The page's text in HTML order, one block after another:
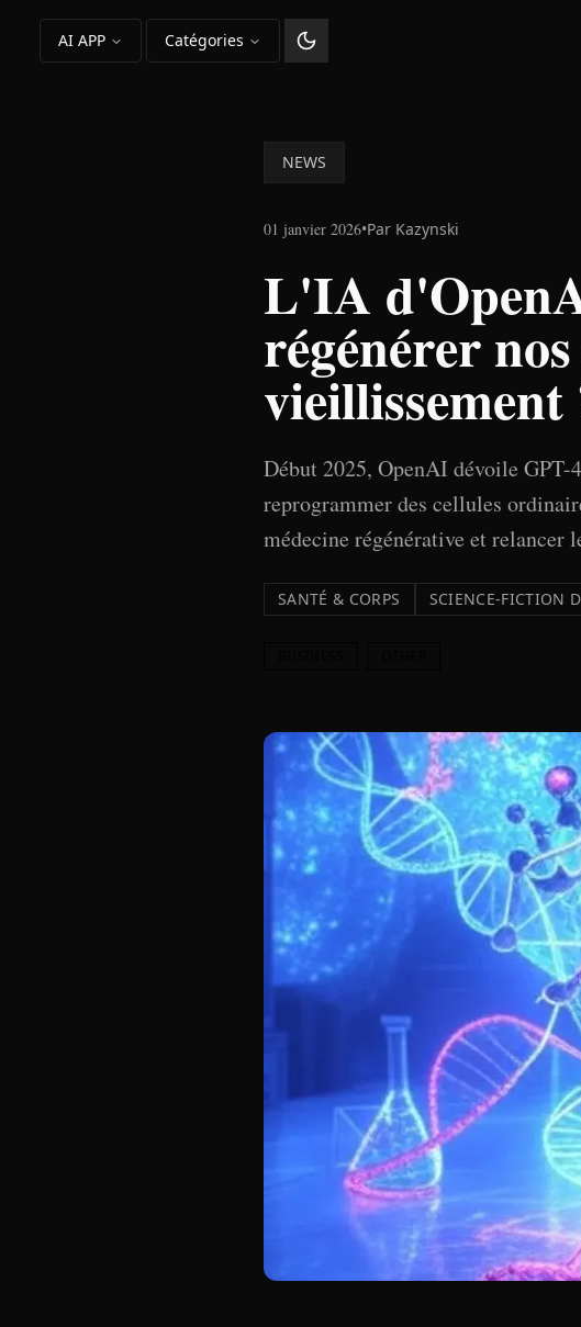
AI APP Catégories
Changer le thème
NEWS
01 janvier 2026•Par Kazynski
L'IA
régénérer
vieillissement
Début 2025, OpenAI dévoile
reprogrammer des cellules
médecine régénérative et relancer
SANTÉ & CORPS SCIENCE-FICTION